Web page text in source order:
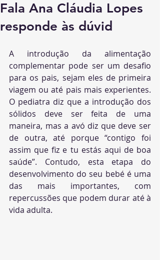
Fala Ana Cláudia Lopes
responde às dúvid
A introdução da alimentação
complementar pode ser um desafio
para os pais, sejam eles de primeira
viagem ou até pais mais experientes.
O pediatra diz que a introdução dos
sólidos deve ser feita de uma
maneira, mas a avó diz que deve ser
de outra, até porque “contigo foi
assim que fiz e tu estás aqui de boa
saúde”. Contudo, esta etapa do
desenvolvimento do seu bebé é uma
das mais importantes, com
repercussões que podem durar até à
vida adulta.